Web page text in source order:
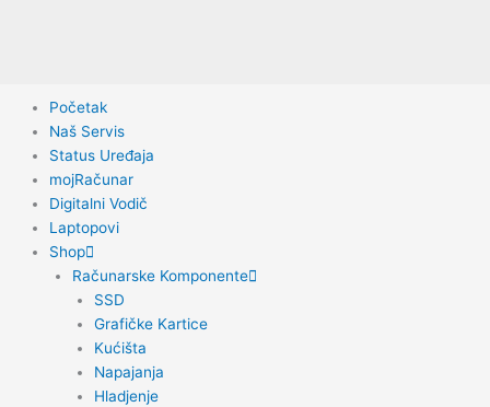
Početak
Naš Servis
Status Uređaja
mojRačunar
Digitalni Vodič
Laptopovi
Shop
Računarske Komponente
SSD
Grafičke Kartice
Kućišta
Napajanja
Hladjenje